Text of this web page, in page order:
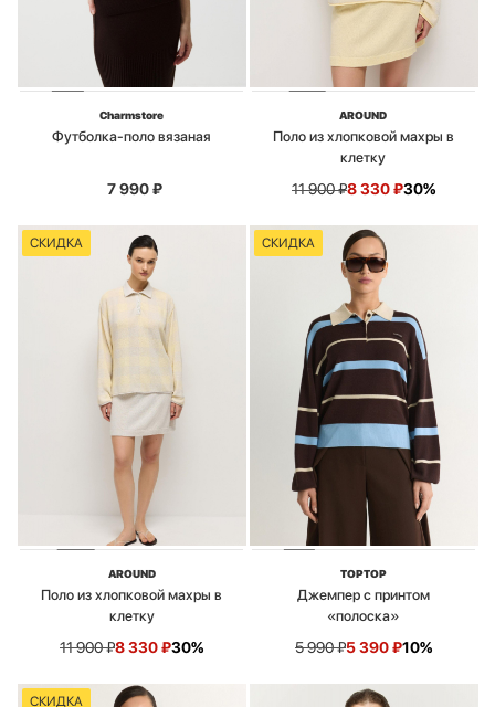
Charmstore
Футболка-поло вязаная
7 990₽
AROUND
Поло из хлопковой махры в
клетку
11 900₽8 330₽30%
СКИДКА
AROUND
Поло из хлопковой махры в
клетку
11 900₽8 330₽30%
СКИДКА
TOPTOP
Джемпер с принтом
«полоска»
5 990₽5 390₽10%
СКИДКА